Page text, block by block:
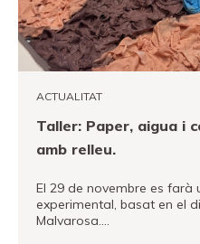
ACTUALITAT
Taller: Paper, aigua i
amb relleu.
El 29 de novembre es farà
experimental, basat en el
Malvarosa.…